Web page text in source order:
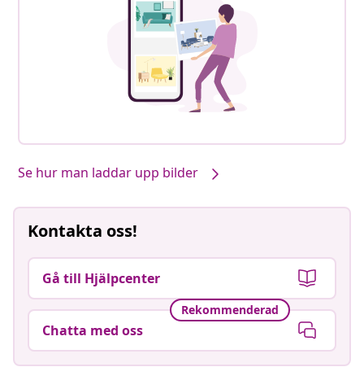
Se hur man laddar upp bilder
Kontakta oss!
Gå till Hjälpcenter
Rekommenderad
Chatta med oss